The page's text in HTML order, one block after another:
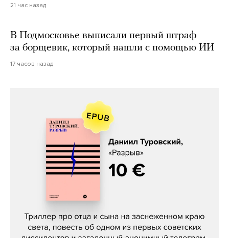
21 час назад
В Подмосковье выписали первый штраф
за борщевик, который нашли с помощью ИИ
17 часов назад
Даниил Туровский, «Разрыв»